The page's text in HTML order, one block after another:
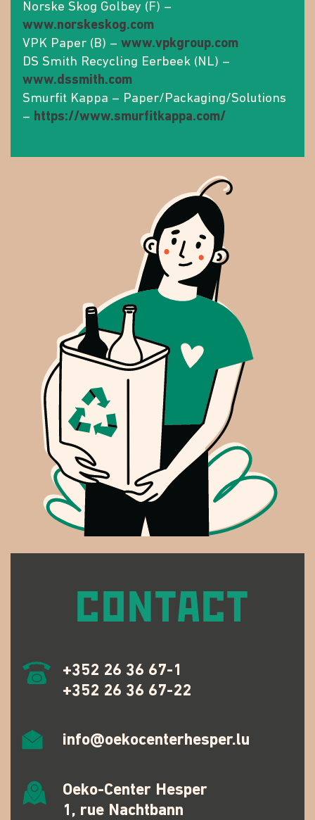
Norske Skog Golbey (F) –
www.norskeskog.com
VPK Paper (B) –www.vpkgroup.com
DS Smith Recycling Eerbeek (NL) –
www.dssmith.com
Smurfit Kappa – Paper/Packaging/Solutions
– https://www.smurfitkappa.com/
CONTACT
+352 26 36 67-1
+352 26 36 67-22
info@oekocenterhesper.lu
Oeko-Center Hesper
1, rue Nachtbann